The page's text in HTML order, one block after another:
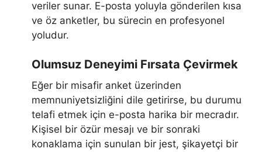
veriler sunar. E-posta yoluyla gönderilen kısa
ve öz anketler, bu sürecin en profesyonel
yoludur.
Olumsuz Deneyimi Fırsata Çevirmek
Eğer bir misafir anket üzerinden
memnuniyetsizliğini dile getirirse, bu durumu
telafi etmek için e-posta harika bir mecradır.
Kişisel bir özür mesajı ve bir sonraki
konaklama için sunulan bir jest, şikayetçi bir